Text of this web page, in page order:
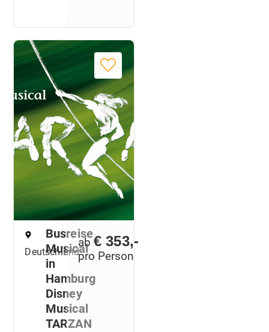
Deutschland
Busreise
Musical
in
Hamburg
Disney
Musical
TARZAN
ab€ 353,-
pro Person